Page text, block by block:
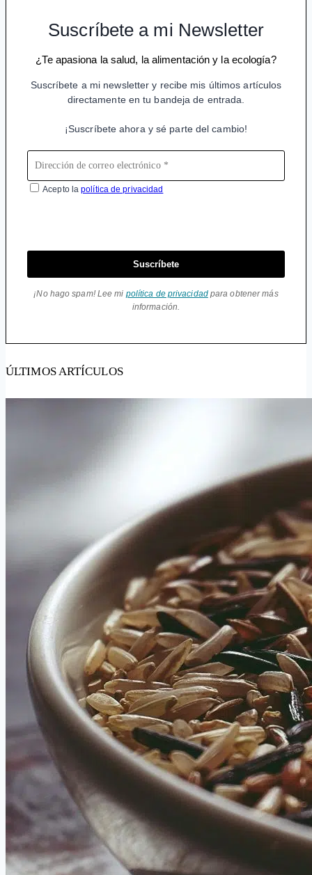
Suscríbete a mi Newsletter
¿Te apasiona la salud, la alimentación y la ecología?
Suscríbete a mi newsletter y recibe mis últimos artículos
directamente en tu bandeja de entrada.
¡Suscríbete ahora y sé parte del cambio!
Acepto lapolítica de privacidad
Suscríbete
¡No hago spam! Lee mi política de privacidadpara obtener más
información.
ÚLTIMOS ARTÍCULOS